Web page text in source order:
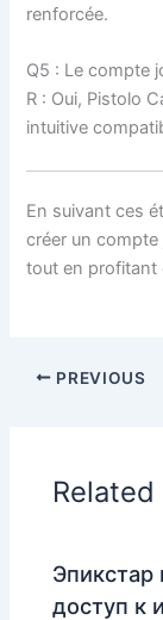
renforcée.
Q5 : Le compte
R : Oui, Pistolo
intuitive
En suivant ces
créer un
tout en profitant
PREVIOUS
Эпикстар
доступ к